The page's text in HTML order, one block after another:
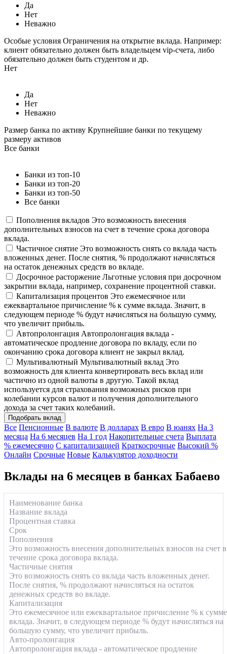
Да
Нет
Неважно
Особые условия Ограничения на открытие вклада. Например:
клиент обязательно должен быть владельцем vip-счета, либо
обязательно должен быть студентом и др.
Нет
Да
Нет
Неважно
Размер банка по активу Крупнейшие банки по текущему
размеру активов
Все банки
Банки из топ-10
Банки из топ-20
Банки из топ-50
Все банки
Пополнения вкладов Это возможность внесения
дополнительных взносов на счет в течение срока договора
вклада.
Частичное снятие Это возможность снять со вклада часть
вложенных денег. После снятия, % продолжают начисляться
на остаток денежных средств во вкладе.
Досрочное расторжение Льготные условия при досрочном
закрытии вклада, например, сохранение процентной ставки.
Капитализация процентов Это ежемесячное или
ежеквартальное причисление % к сумме вклада. Значит, в
следующем периоде % будут начисляться на большую сумму,
что увеличит прибыль.
Автопролонгация Автопролонгация вклада -
автоматическое продление договора по вкладу, если по
окончанию срока договора клиент не закрыл вклад.
Мультивалютный Мультивалютный вклад Это
возможность для клиента конвертировать весь вклад или
частично из одной валюты в другую. Такой вклад
используется для страхования возможных рисков при
колебании курсов валют и получения дополнительного
дохода за счет таких колебаний.
Подобрать вклад
Все Пенсионные В валюте В долларах В евро В юанях На 3
месяца На 6 месяцев На 1 год Накопительные счета Выплата
% ежемесячно С капитализацией Краткосрочные Высокий %
Онлайн Срочные Новые Калькулятор доходности
Вклады на 6 месяцев в банках Бабаево
Наименование банка
Название вклада
Процентная ставка
Срок
Пополнения
Это возможность внесения дополнительных взносов на счет в
течение срока договора вклада.
Частичные снятия
Это возможность снять со вклада часть вложенных денег.
После снятия, % продолжают начисляться на остаток
денежных средств во вкладе.
Капитализация
Это ежемесячное или ежеквартальное причисление % к сумме
вклада. Значит, в следующем периоде % будут начисляться на
большую сумму, что увеличит прибыль.
Авто-пролонгация
Автопролонгация вклада - автоматическое продление